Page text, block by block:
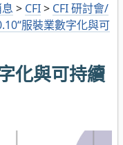
> CFI> CFI 研討會/
服裝業數字化與可
化與可持續